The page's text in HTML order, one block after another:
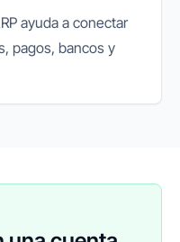
ayuda a conectar
pagos, bancos y